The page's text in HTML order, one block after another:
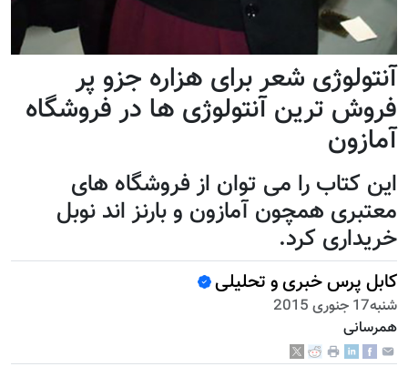
آنتولوژی شعر برای هزاره جزو پر
فروش ترین آنتولوژی ها در فروشگاه
آمازون
این کتاب را می توان از فروشگاه های
معتبری همچون آمازون و بارنز اند نوبل
خریداری کرد.
کابل پرس خبری و تحلیلی
شنبه17 جنوری 2015
همرسانی